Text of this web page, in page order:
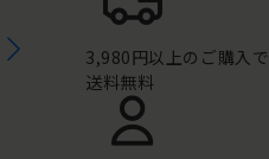
3,980円以上のご購入で
送料無料